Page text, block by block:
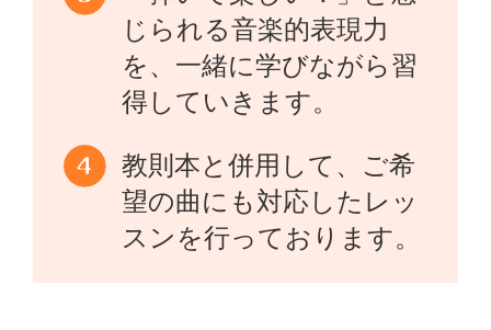
じられる音楽的表現力
を、一緒に学びながら習
得していきます。
教則本と併用して、ご希
望の曲にも対応したレッ
スンを行っております。